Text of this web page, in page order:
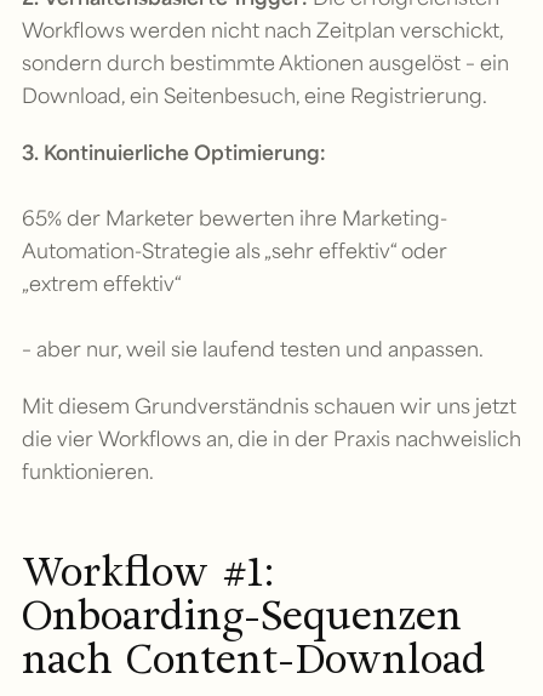
Workflows werden nicht nach Zeitplan verschickt,
sondern durch bestimmte Aktionen ausgelöst – ein
Download, ein Seitenbesuch, eine Registrierung.
3. Kontinuierliche Optimierung:
65% der Marketer bewerten ihre Marketing-
Automation-Strategie als „sehr effektiv“ oder
„extrem effektiv“
– aber nur, weil sie laufend testen und anpassen.
Mit diesem Grundverständnis schauen wir uns jetzt
die vier Workflows an, die in der Praxis nachweislich
funktionieren.
Workflow #1:
Onboarding-Sequenzen
nach Content-Download